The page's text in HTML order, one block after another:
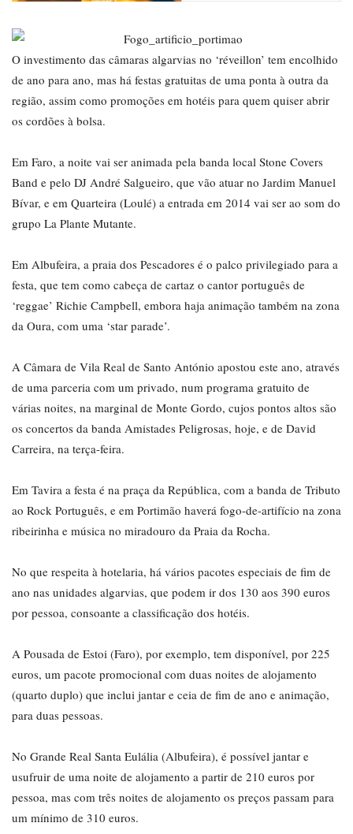
O investimento das câmaras algarvias no ‘réveillon’ tem encolhido
de ano para ano, mas há festas gratuitas de uma ponta à outra da
região, assim como promoções em hotéis para quem quiser abrir
os cordões à bolsa.
Em Faro, a noite vai ser animada pela banda local Stone Covers
Band e pelo DJ André Salgueiro, que vão atuar no Jardim Manuel
Bívar, e em Quarteira (Loulé) a entrada em 2014 vai ser ao som do
grupo La Plante Mutante.
Em Albufeira, a praia dos Pescadores é o palco privilegiado para a
festa, que tem como cabeça de cartaz o cantor português de
‘reggae’ Richie Campbell, embora haja animação também na zona
da Oura, com uma ‘star parade’.
A Câmara de Vila Real de Santo António apostou este ano, através
de uma parceria com um privado, num programa gratuito de
várias noites, na marginal de Monte Gordo, cujos pontos altos são
os concertos da banda Amistades Peligrosas, hoje, e de David
Carreira, na terça-feira.
Em Tavira a festa é na praça da República, com a banda de Tributo
ao Rock Português, e em Portimão haverá fogo-de-artifício na zona
ribeirinha e música no miradouro da Praia da Rocha.
No que respeita à hotelaria, há vários pacotes especiais de fim de
ano nas unidades algarvias, que podem ir dos 130 aos 390 euros
por pessoa, consoante a classificação dos hotéis.
A Pousada de Estoi (Faro), por exemplo, tem disponível, por 225
euros, um pacote promocional com duas noites de alojamento
(quarto duplo) que inclui jantar e ceia de fim de ano e animação,
para duas pessoas.
No Grande Real Santa Eulália (Albufeira), é possível jantar e
usufruir de uma noite de alojamento a partir de 210 euros por
pessoa, mas com três noites de alojamento os preços passam para
um mínimo de 310 euros.